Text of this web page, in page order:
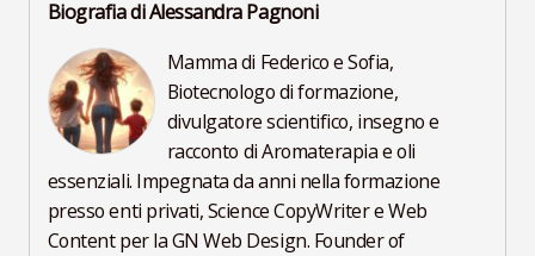
Biografia di Alessandra Pagnoni
Mamma di Federico e Sofia,
Biotecnologo di formazione,
divulgatore scientifico, insegno e
racconto di Aromaterapia e oli
essenziali. Impegnata da anni nella formazione
presso enti privati, Science CopyWriter e Web
Content per la GN Web Design. Founder of